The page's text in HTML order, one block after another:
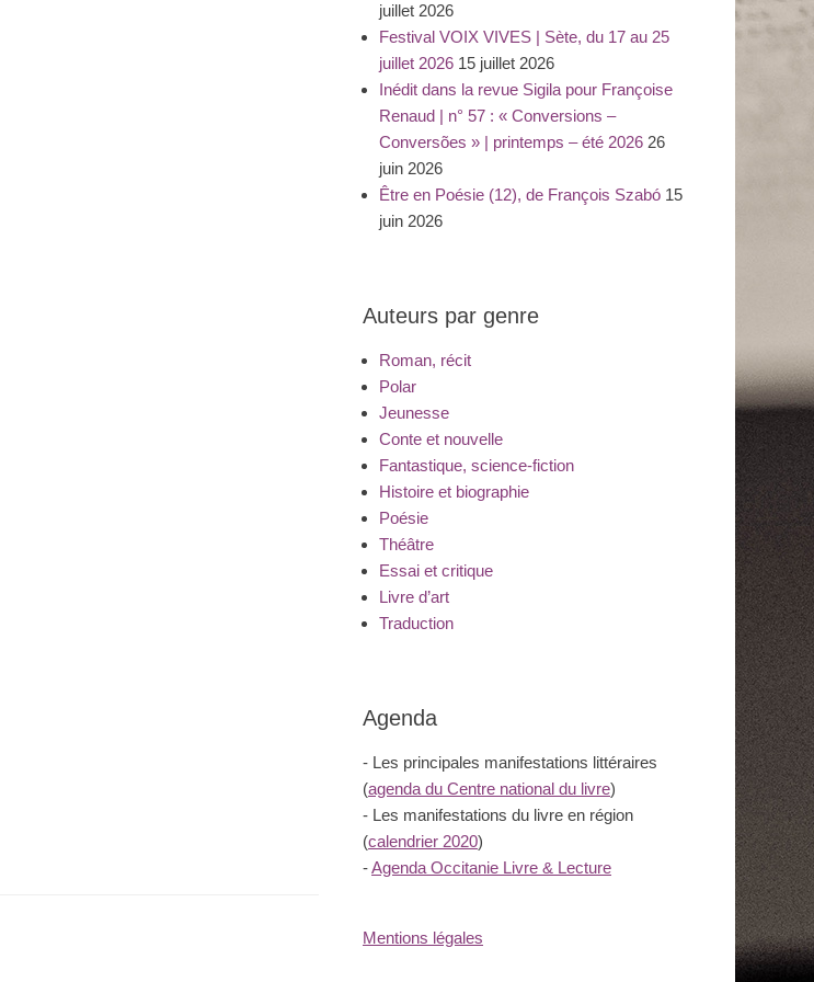
juillet 2026
Festival VOIX VIVES | Sète, du 17 au 25
juillet 2026 15 juillet 2026
Inédit dans la revue Sigila pour Françoise
Renaud | n° 57 : « Conversions –
Conversões » | printemps – été 2026 26
juin 2026
Être en Poésie (12), de François Szabó 15
juin 2026
Auteurs par genre
Roman, récit
Polar
Jeunesse
Conte et nouvelle
Fantastique, science-fiction
Histoire et biographie
Poésie
Théâtre
Essai et critique
Livre d’art
Traduction
Agenda
- Les principales manifestations littéraires
(agenda du Centre national du livre)
- Les manifestations du livre en région
(calendrier 2020)
-Agenda Occitanie Livre & Lecture
Mentions légales